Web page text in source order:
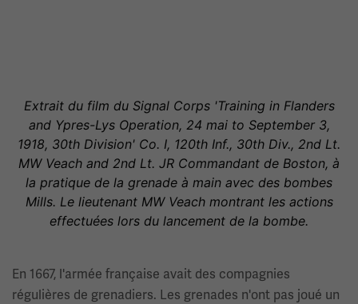
Extrait du film du Signal Corps 'Training in Flanders
and Ypres-Lys Operation, 24 mai to September 3,
1918, 30th Division' Co. I, 120th Inf., 30th Div., 2nd Lt.
MW Veach and 2nd Lt. JR Commandant de Boston, à
la pratique de la grenade à main avec des bombes
Mills. Le lieutenant MW Veach montrant les actions
effectuées lors du lancement de la bombe.
En 1667, l'armée française avait des compagnies
régulières de grenadiers. Les grenades n'ont pas joué un